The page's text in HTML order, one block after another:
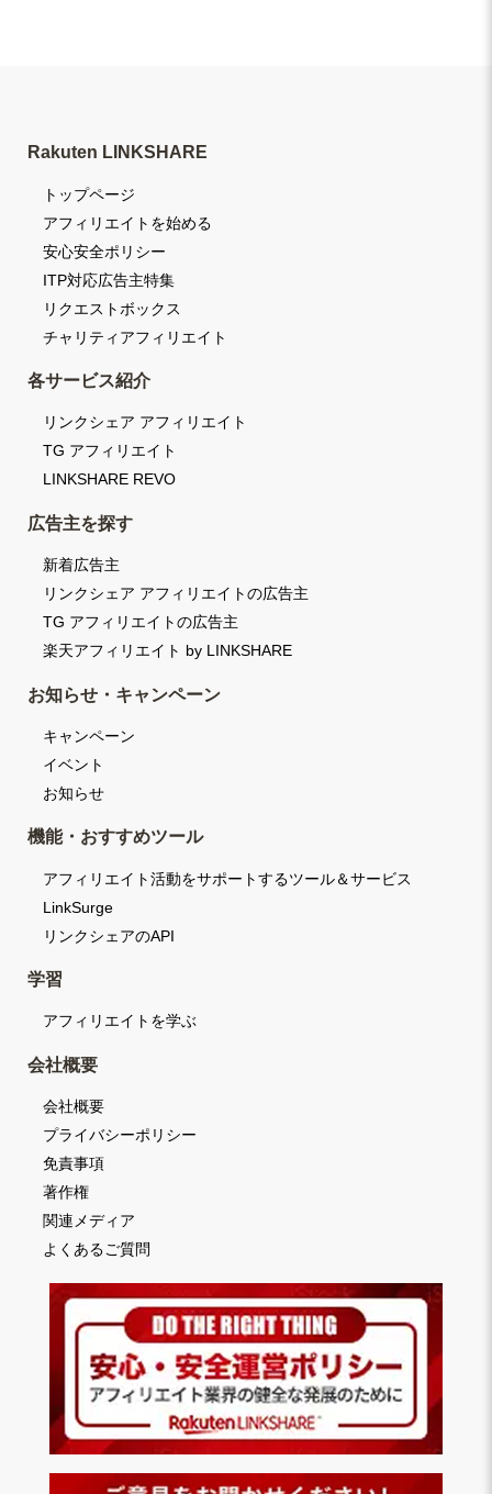
Rakuten LINKSHARE
トップページ
アフィリエイトを始める
安心安全ポリシー
ITP対応広告主特集
リクエストボックス
チャリティアフィリエイト
各サービス紹介
リンクシェア アフィリエイト
TG アフィリエイト
LINKSHARE REVO
広告主を探す
新着広告主
リンクシェア アフィリエイトの広告主
TG アフィリエイトの広告主
楽天アフィリエイト by LINKSHARE
お知らせ・キャンペーン
キャンペーン
イベント
お知らせ
機能・おすすめツール
アフィリエイト活動をサポートするツール＆サービス
LinkSurge
リンクシェアのAPI
学習
アフィリエイトを学ぶ
会社概要
会社概要
プライバシーポリシー
免責事項
著作権
関連メディア
よくあるご質問